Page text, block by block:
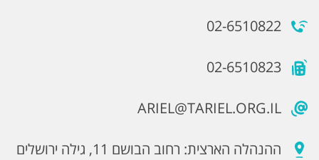
02-6510822
02-6510823
ARIEL@TARIEL.ORG.IL
ההנהלה הארצית: רחוב הבושם 11, גילה ירושלים